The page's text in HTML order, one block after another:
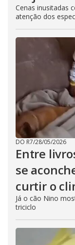
Cenas inusitadas
atenção dos
DO R7/28/05/2026
Entre
se
curtir o
Já o cão Nino
triciclo